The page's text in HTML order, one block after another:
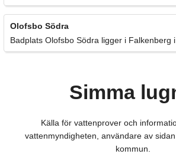
Olofsbo Södra
Badplats Olofsbo Södra ligger i Falkenberg i
Simma
Källa för vattenprover och
vattenmyndigheten, användare av
kommun.